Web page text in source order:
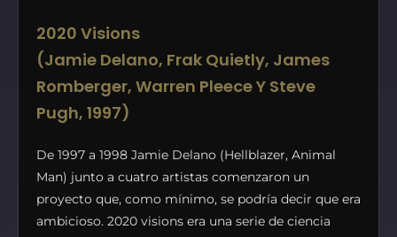
2020 Visions
(Jamie Delano, Frak Quietly, James
Romberger, Warren Pleece Y Steve
Pugh, 1997)
De 1997 a 1998 Jamie Delano (Hellblazer, Animal
Man) junto a cuatro artistas comenzaron un
proyecto que, como mínimo, se podría decir que era
ambicioso. 2020 visions era una serie de ciencia